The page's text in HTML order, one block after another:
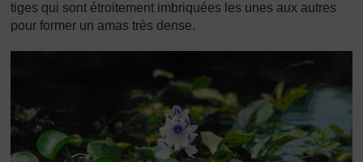
tiges qui sont étroitement imbriquées les unes aux autres
pour former un amas très dense.